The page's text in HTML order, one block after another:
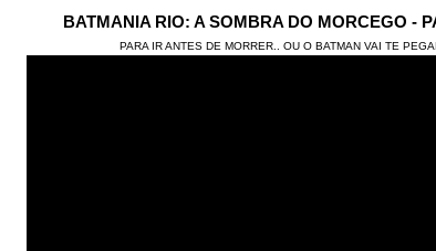
BATMANIA RIO: A SOMBRA DO MORCEGO -
PARA IR ANTES DE MORRER.. OU O BATMAN VAI TE